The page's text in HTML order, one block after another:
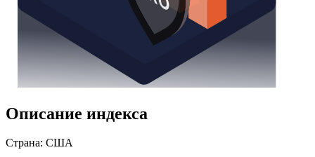
Описание индекса
Страна: США